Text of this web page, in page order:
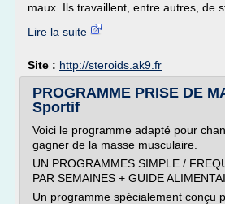
maux. Ils travaillent, entre autres, de
Lire la suite
Site : http://steroids.ak9.fr
PROGRAMME PRISE DE
Sportif
Voici le programme adapté pour
gagner de la masse musculaire.
UN PROGRAMMES SIMPLE /
PAR SEMAINES + GUIDE
Un programme spécialement conçu